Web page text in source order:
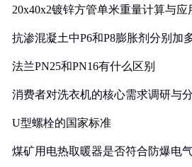
20x40x2镀锌方管单米重量计算与应
抗渗混凝土中P6和P8膨胀剂分别加
法兰PN25和PN16有什么区别
消费者对洗衣机的核心需求调研与
U型螺栓的国家标准
煤矿用电热取暖器是否符合防爆电